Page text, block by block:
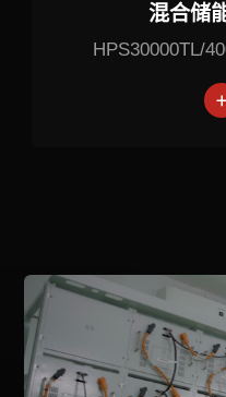
混合储
HPS30000TL/
混合逆变器
混